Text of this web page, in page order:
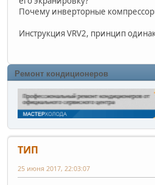
Почему инверторные
Инструкция VRV2, принцип
Ремонт кондиционеров
ТИП
25 июня 2017, 22:03:07